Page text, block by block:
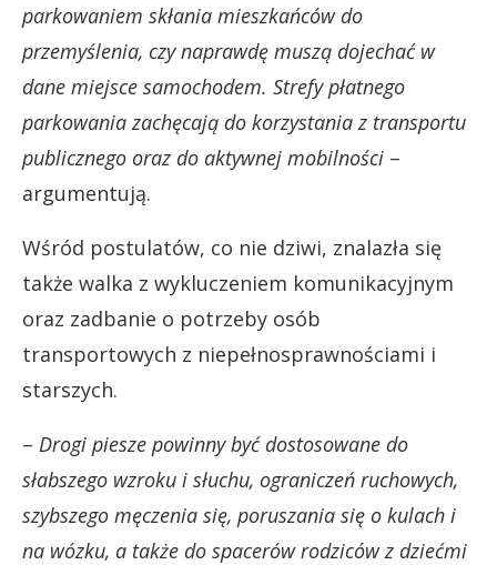
parkowaniem skłania mieszkańców do
przemyślenia, czy naprawdę muszą dojechać w
dane miejsce samochodem. Strefy płatnego
parkowania zachęcają do korzystania z transportu
publicznego oraz do aktywnej mobilności –
argumentują.
Wśród postulatów, co nie dziwi, znalazła się
także walka z wykluczeniem komunikacyjnym
oraz zadbanie o potrzeby osób
transportowych z niepełnosprawnościami i
starszych.
– Drogi piesze powinny być dostosowane do
słabszego wzroku i słuchu, ograniczeń ruchowych,
szybszego męczenia się, poruszania się o kulach i
na wózku, a także do spacerów rodziców z dziećmi